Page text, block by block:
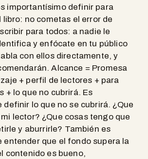
importantísimo definir para
libro: no cometas el error de
para todos: a nadie le
y enfócate en tu público
con ellos directamente, y
Alcance = Promesa
+ perfil de lectores + para
+ lo que no cubrirá. Es
definir lo que no se cubrirá. ¿Que
lector? ¿Que cosas tengo que
y aburrirle? También es
entender que el fondo supera la
contenido es bueno,